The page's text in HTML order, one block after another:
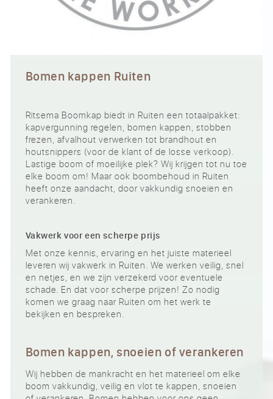
Bomen kappen Ruiten
Ritsema Boomkap biedt in Ruiten een totaalpakket:
kapvergunning regelen, bomen kappen, stobben
frezen, afvalhout verwerken tot brandhout en
houtsnippers (voor de klant of de losse verkoop).
Lastige boom of moeilijke plek? Wij krijgen tot nu toe
elke boom om! Maar ook boombehoud in Ruiten
heeft onze aandacht, door vakkundig snoeien en
verankeren.
Vakwerk voor een scherpe prijs
Met onze kennis, ervaring en het juiste materieel
leveren wij vakwerk in Ruiten. We werken veilig, snel
en netjes, en we zijn verzekerd voor eventuele
schade. En dat voor scherpe prijzen! Zo nodig
komen we graag naar Ruiten om het werk te
bekijken en bespreken.
Bomen kappen, snoeien of verankeren
Wij hebben de mankracht en het materieel om elke
boom vakkundig, veilig en vlot te kappen, snoeien